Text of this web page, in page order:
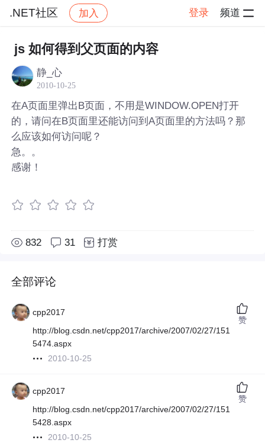
.NET社区 加入 登录 频道
社区 .NET社区 帖子详情
js 如何得到父页面的内容
静_心
2010-10-25
在A页面里弹出B页面，不用是WINDOW.OPEN打开
的，请问在B页面里还能访问到A页面里的方法吗？那
么应该如何访问呢？
急。。
感谢！
832 31 打赏
全部评论
cpp2017
http://blog.csdn.net/cpp2017/archive/2007/02/27/151
5474.aspx
2010-10-25
赞
cpp2017
http://blog.csdn.net/cpp2017/archive/2007/02/27/151
5428.aspx
2010-10-25
赞